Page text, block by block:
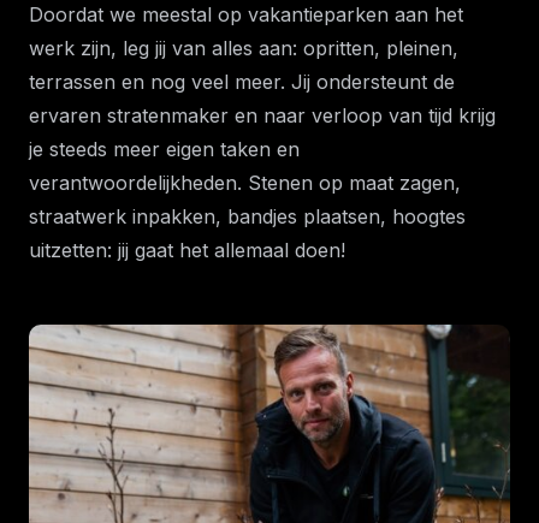
Doordat we meestal op vakantieparken aan het
werk zijn, leg jij van alles aan: opritten, pleinen,
terrassen en nog veel meer. Jij ondersteunt de
ervaren stratenmaker en naar verloop van tijd krijg
je steeds meer eigen taken en
verantwoordelijkheden. Stenen op maat zagen,
straatwerk inpakken, bandjes plaatsen, hoogtes
uitzetten: jij gaat het allemaal doen!